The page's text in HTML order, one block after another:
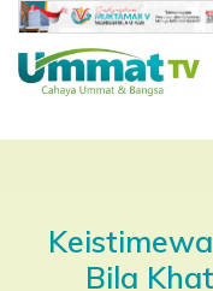
Bila